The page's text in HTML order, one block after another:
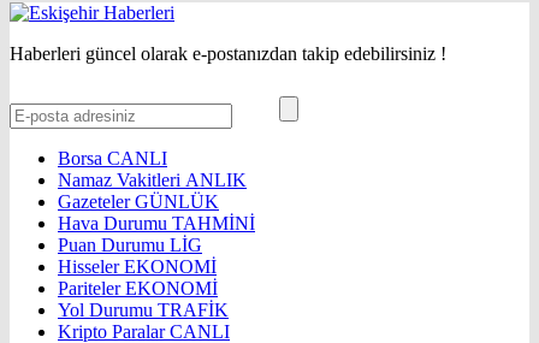
Haberleri güncel olarak e-postanızdan takip edebilirsiniz !
Borsa CANLI
Namaz Vakitleri ANLIK
GazetelerGÜNLÜK
Hava Durumu TAHMİNİ
Puan Durumu LİG
HisselerEKONOMİ
ParitelerEKONOMİ
Yol Durumu TRAFİK
Kripto ParalarCANLI